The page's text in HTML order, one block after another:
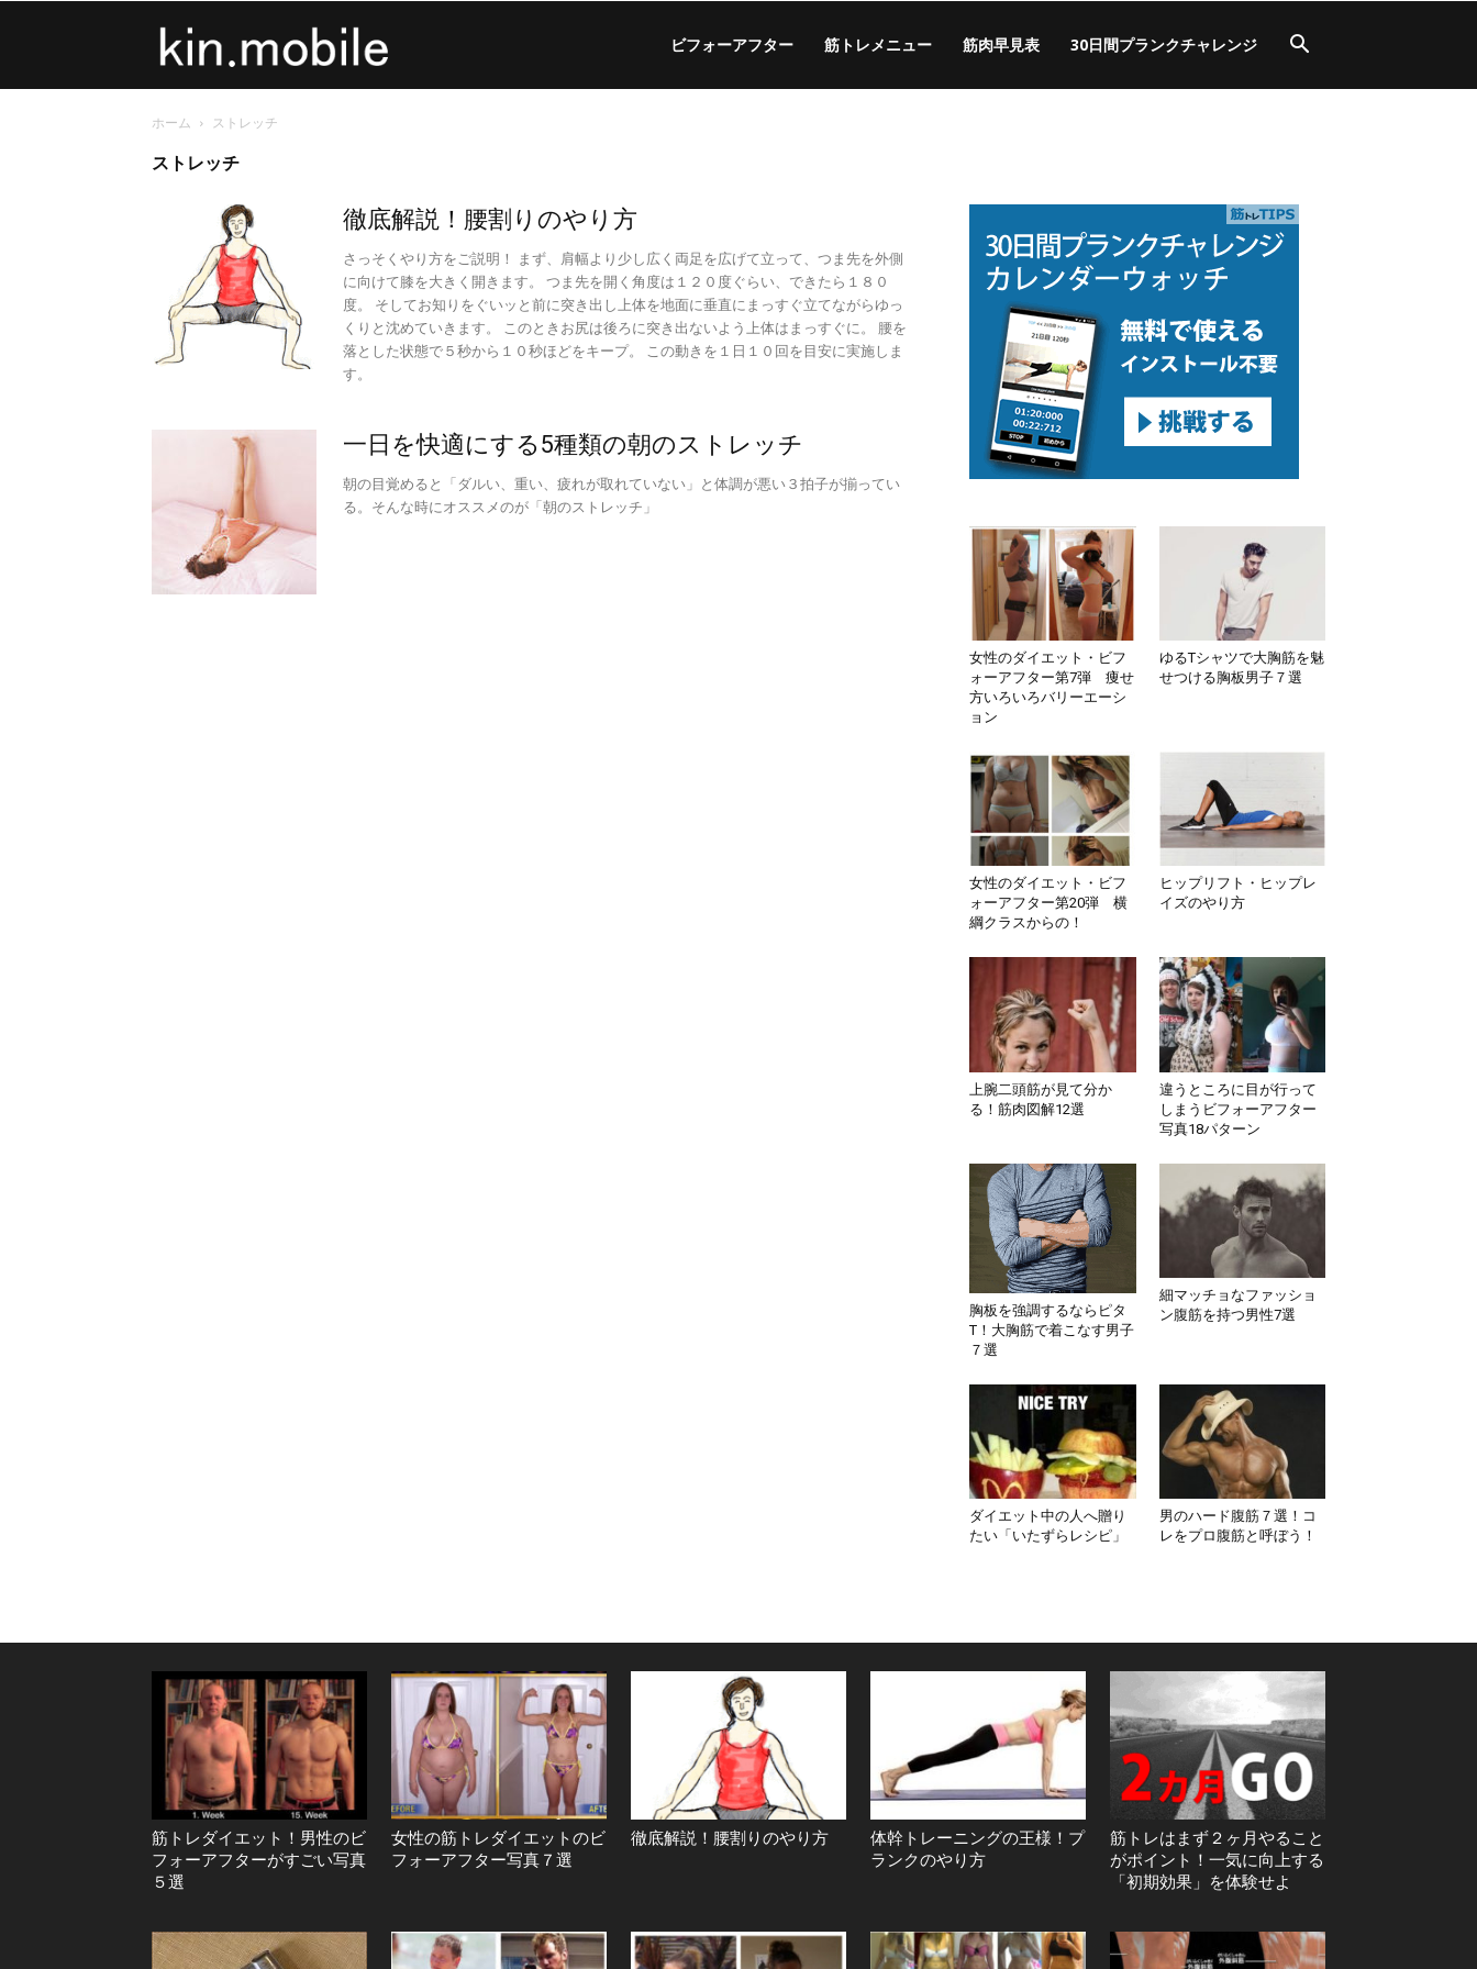
ビフォーアフター 筋トレメニュー 筋肉早見表 30日間プランクチャレンジ
ホーム ストレッチ
ストレッチ
徹底解説！腰割りのやり方
さっそくやり方をご説明！ まず、肩幅より少し広く両足を広げて立って、つま先を外側
に向けて膝を大きく開きます。 つま先を開く角度は１２０度ぐらい、できたら１８０
度。 そしてお知りをぐいッと前に突き出し上体を地面に垂直にまっすぐ立てながらゆっ
くりと沈めていきます。 このときお尻は後ろに突き出ないよう上体はまっすぐに。 腰を
落とした状態で５秒から１０秒ほどをキープ。 この動きを１日１０回を目安に実施しま
す。
一日を快適にする5種類の朝のストレッチ
朝の目覚めると「ダルい、重い、疲れが取れていない」と体調が悪い３拍子が揃ってい
る。そんな時にオススメのが「朝のストレッチ」
女性のダイエット・ビフ
ォーアフター第7弾 痩せ
方いろいろバリーエーシ
ョン
ゆるTシャツで大胸筋を魅
せつける胸板男子７選
女性のダイエット・ビフ
ォーアフター第20弾 横
綱クラスからの！
ヒップリフト・ヒップレ
イズのやり方
上腕二頭筋が見て分か
る！筋肉図解12選
違うところに目が行って
しまうビフォーアフター
写真18パターン
胸板を強調するならピタ
T！大胸筋で着こなす男子
７選
細マッチョなファッショ
ン腹筋を持つ男性7選
ダイエット中の人へ贈り
たい「いたずらレシピ」
男のハード腹筋７選！コ
レをプロ腹筋と呼ぼう！
筋トレダイエット！男性のビ
フォーアフターがすごい写真
５選
女性の筋トレダイエットのビ
フォーアフター写真７選
徹底解説！腰割りのやり方
体幹トレーニングの王様！プ
ランクのやり方
筋トレはまず２ヶ月やること
がポイント！一気に向上する
「初期効果」を体験せよ